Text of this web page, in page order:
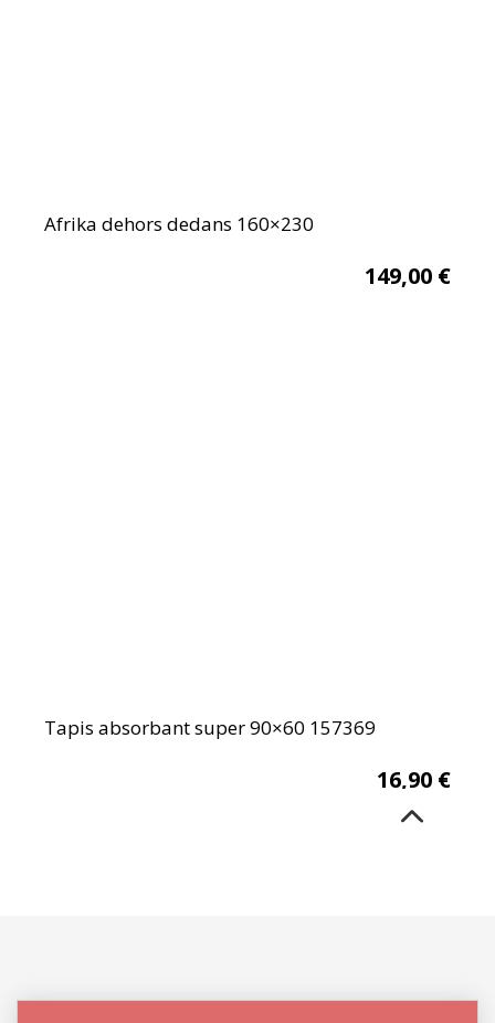
Afrika dehors dedans 160×230
149,00 €
Tapis absorbant super 90×60 157369
16,90 €